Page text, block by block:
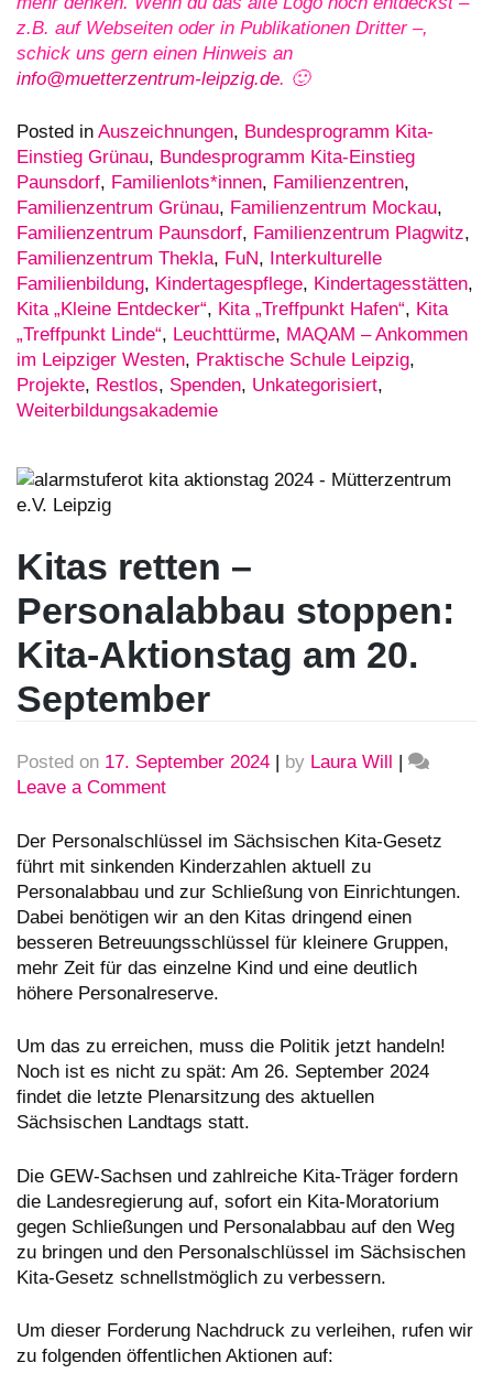
z.B. auf Webseiten oder in Publikationen Dritter –,
schick uns gern einen Hinweis an
info@muetterzentrum-leipzig.de. 🙂
Posted in Auszeichnungen, Bundesprogramm Kita-
Einstieg Grünau, Bundesprogramm Kita-Einstieg
Paunsdorf, Familienlots*innen, Familienzentren,
Familienzentrum Grünau, Familienzentrum Mockau,
Familienzentrum Paunsdorf, Familienzentrum Plagwitz,
Familienzentrum Thekla, FuN, Interkulturelle
Familienbildung, Kindertagespflege, Kindertagesstätten,
Kita „Kleine Entdecker“, Kita „Treffpunkt Hafen“, Kita
„Treffpunkt Linde“, Leuchttürme, MAQAM – Ankommen
im Leipziger Westen, Praktische Schule Leipzig,
Projekte, Restlos, Spenden, Unkategorisiert,
Weiterbildungsakademie
Kitas retten –
Personalabbau stoppen:
Kita-Aktionstag am 20.
September
Posted on 17. September 2024 | by Laura Will |
Leave a Comment
retten
–
Personalabbau
stoppen:
Kita-
Aktionstag
am
September
Der Personalschlüssel im Sächsischen Kita-Gesetz
führt mit sinkenden Kinderzahlen aktuell zu
Personalabbau und zur Schließung von Einrichtungen.
Dabei benötigen wir an den Kitas dringend einen
besseren Betreuungsschlüssel für kleinere Gruppen,
mehr Zeit für das einzelne Kind und eine deutlich
höhere Personalreserve.
Um das zu erreichen, muss die Politik jetzt handeln!
Noch ist es nicht zu spät: Am 26. September 2024
findet die letzte Plenarsitzung des aktuellen
Sächsischen Landtags statt.
Die GEW-Sachsen und zahlreiche Kita-Träger fordern
die Landesregierung auf, sofort ein Kita-Moratorium
gegen Schließungen und Personalabbau auf den Weg
zu bringen und den Personalschlüssel im Sächsischen
Kita-Gesetz schnellstmöglich zu verbessern.
Um dieser Forderung Nachdruck zu verleihen, rufen wir
zu folgenden öffentlichen Aktionen auf: